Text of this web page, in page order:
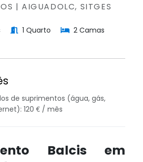
| AIGUADOLC, SITGES
1 Quarto
2 Camas
de suprimentos (água, gás,
120 € / mês
Balcis em